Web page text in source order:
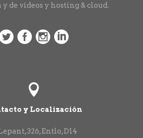
de vídeos y hosting & cloud.
y Localización
326, Entlo, D14